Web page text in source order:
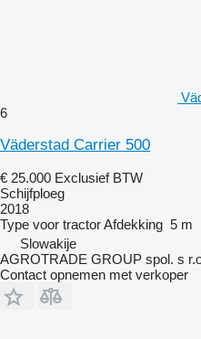
6
Väderstad Carrier 500
€ 25.000 Exclusief BTW
Schijfploeg
2018
Type voor tractorAfdekking 5 m
Slowakije
AGROTRADE GROUP spol. s
Contact opnemen met verkoper